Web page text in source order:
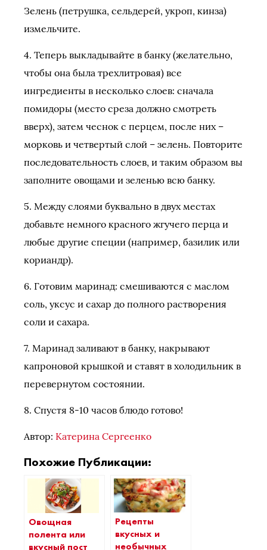
Зелень (петрушка, сельдерей, укроп, кинза)
измельчите.
4. Теперь выкладывайте в банку (желательно,
чтобы она была трехлитровая) все
ингредиенты в несколько слоев: сначала
помидоры (место среза должно смотреть
вверх), затем чеснок с перцем, после них –
морковь и четвертый слой – зелень. Повторите
последовательность слоев, и таким образом вы
заполните овощами и зеленью всю банку.
5. Между слоями буквально в двух местах
добавьте немного красного жгучего перца и
любые другие специи (например, базилик или
кориандр).
6. Готовим маринад: смешиваются с маслом
соль, уксус и сахар до полного растворения
соли и сахара.
7. Маринад заливают в банку, накрывают
капроновой крышкой и ставят в холодильник в
перевернутом состоянии.
8. Спустя 8-10 часов блюдо готово!
Автор: Катерина Сергеенко
Похожие Публикации:
Овощная
полента или
вкусный пост
Рецепты
вкусных и
необычных